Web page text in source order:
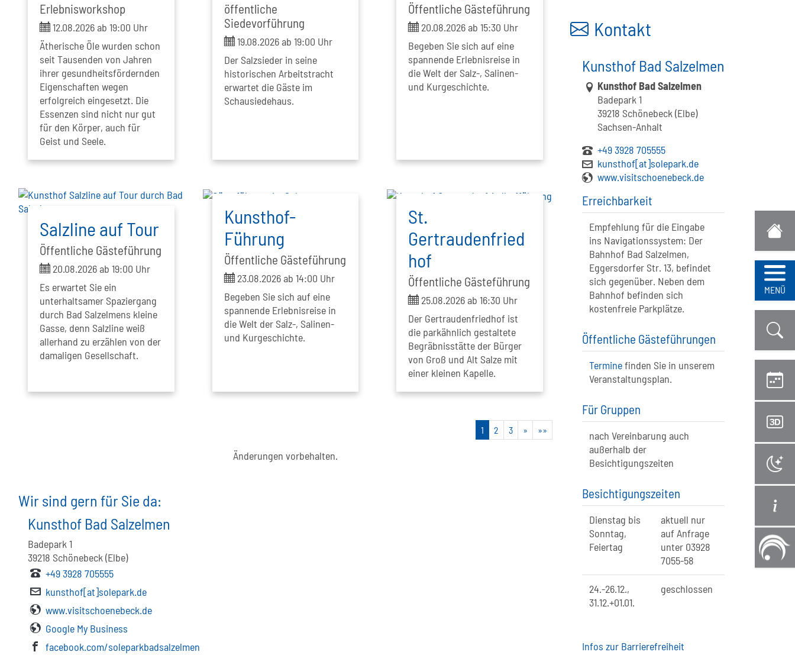
MENÜ
Erlebnisworkshop
ticket
12.08.2026 ab 19:00 Uhr
Ätherische Öle wurden schon
seit Tausenden von Jahren
ihrer gesundheitsfördernden
Eigenschaften wegen
erfolgreich eingesetzt. Die
Essenzen sind nicht nur gut
für den Körper, auch für
Geist und Seele.
öffentliche
Siedevorführung
ticket
19.08.2026 ab 19:00 Uhr
Der Salzsieder in seine
historischen Arbeitstracht
erwartet die Gäste im
Schausiedehaus.
Öffentliche Gästeführung
ticket
20.08.2026 ab 15:30 Uhr
Begeben Sie sich auf eine
spannende Erlebnisreise in
die Welt der Salz-, Salinen-
und Kurgeschichte.
Salzline auf Tour
Öffentliche Gästeführung
ticket
20.08.2026 ab 19:00 Uhr
Es erwartet Sie ein
unterhaltsamer Spaziergang
durch Bad Salzelmens kleine
Gasse, denn Salzline weiß
allerhand zu erzählen von der
damaligen Gesellschaft.
Kunsthof-
Führung
Öffentliche Gästeführung
ticket
23.08.2026 ab 14:00 Uhr
Begeben Sie sich auf eine
spannende Erlebnisreise in
die Welt der Salz-, Salinen-
und Kurgeschichte.
St.
Gertraudenfried
hof
Öffentliche Gästeführung
ticket
25.08.2026 ab 16:30 Uhr
Der Gertraudenfriedhof ist
die parkähnlich gestaltete
Begräbnisstätte der Bürger
von Groß und Alt Salze mit
einer kleinen Kapelle.
1 2 3 » »»
Änderungen vorbehalten.
Wir sind gern für Sie da:
Kunsthof Bad Salzelmen
Badepark 1
39218 Schönebeck (Elbe)
+49 3928 705555
kunsthof[at]solepark.de
www.visitschoenebeck.de
Google My Business
facebook.com/soleparkbadsalzelmen
Kontakt
Kunsthof Bad Salzelmen
Link zur Google-Maps Navigation
Kunsthof Bad Salzelmen
Badepark 1
39218 Schönebeck (Elbe)
Sachsen-Anhalt
+49 3928 705555
kunsthof[at]solepark.de
www.visitschoenebeck.de
Erreichbarkeit
Empfehlung für die Eingabe
ins Navigationssystem: Der
Bahnhof Bad Salzelmen,
Eggersdorfer Str. 13, befindet
sich gegenüber. Neben dem
Bahnhof befinden sich
kostenfreie Parkplätze.
Öffentliche Gästeführungen
Terminefinden Sie in unserem
Veranstaltungsplan.
Für Gruppen
nach Vereinbarung auch
außerhalb der
Besichtigungszeiten
Besichtigungszeiten
Dienstag bis
Sonntag,
Feiertag
aktuell nur
auf Anfrage
unter 03928
7055-58
24.-26.12.,
31.12.+01.01.
geschlossen
Infos zur Barrierefreiheit